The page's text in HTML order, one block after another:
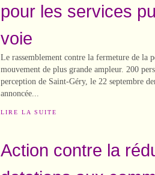
pour les services
voie
Le rassemblement contre la fermeture de la
mouvement de plus grande ampleur. 200
perception de Saint-Géry, le 22 septembre
annoncée...
LIRE LA SUITE
Action contre la